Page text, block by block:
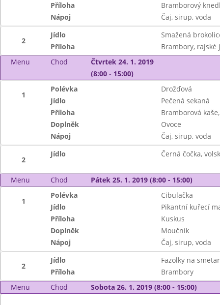
Příloha
Bramborový
Nápoj
Čaj, sirup, voda
2
Jídlo
Smažená
Příloha
Brambory, rajské
Menu
Chod
Čtvrtek 24. 1. 2019
(8:00 - 15:00)
1
Polévka
Drožďová
Jídlo
Pečená sekaná
Příloha
Bramborová
Doplněk
Ovoce
Nápoj
Čaj, sirup, voda
2
Jídlo Černá čočka,
Menu Chod Pátek 25. 1. 2019 (8:00 - 15:00)
1
Polévka
Cibulačka
Jídlo
Pikantní kuřecí
Příloha
Kuskus
Doplněk
Moučník
Nápoj
Čaj, sirup, voda
2
Jídlo
Fazolky na
Příloha
Brambory
Menu
Chod Sobota 26. 1. 2019 (8:00 - 15:00)